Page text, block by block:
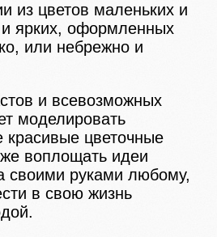
из цветов маленьких и
ярких, оформленных
или небрежно и
и всевозможных
моделировать
цветочные
воплощать идеи
своими руками любому,
в свою жизнь